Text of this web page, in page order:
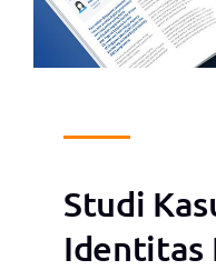
Studi
Identitas